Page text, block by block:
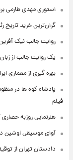
استوری مهدی طارمی
گران‌ترین خرید تاریخ
روایت جالب نیک
یک روایت جالب از
بهره گیری از معماری
پادشاه کوه ها در
فیلم
هنرنمایی روزبه
آوای موسیقی اوشین
دادستان تهران از